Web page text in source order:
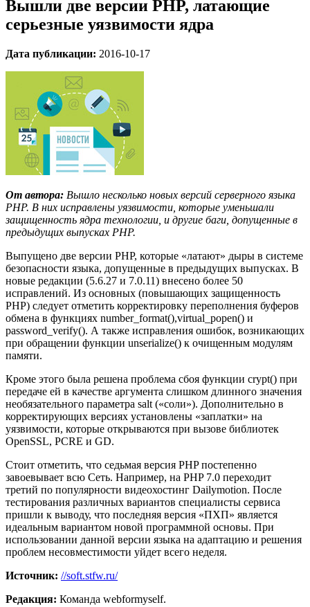
Вышли две версии PHP, латающие
серьезные уязвимости ядра
Дата публикации: 2016-10-17
От автора: Вышло несколько новых версий серверного языка
PHP. В них исправлены уязвимости, которые уменьшали
защищенность ядра технологии, и другие баги, допущенные в
предыдущих выпусках PHP.
Выпущено две версии PHP, которые «латают» дыры в системе
безопасности языка, допущенные в предыдущих выпусках. В
новые редакции (5.6.27 и 7.0.11) внесено более 50
исправлений. Из основных (повышающих защищенность
PHP) следует отметить корректировку переполнения буферов
обмена в функциях number_format(),virtual_popen() и
password_verify(). А также исправления ошибок, возникающих
при обращении функции unserialize() к очищенным модулям
памяти.
Кроме этого была решена проблема сбоя функции crypt() при
передаче ей в качестве аргумента слишком длинного значения
необязательного параметра salt («соли»). Дополнительно в
корректирующих версиях установлены «заплатки» на
уязвимости, которые открываются при вызове библиотек
OpenSSL, PCRE и GD.
Стоит отметить, что седьмая версия PHP постепенно
завоевывает всю Сеть. Например, на PHP 7.0 переходит
третий по популярности видеохостинг Dailymotion. После
тестирования различных вариантов специалисты сервиса
пришли к выводу, что последняя версия «ПХП» является
идеальным вариантом новой программной основы. При
использовании данной версии языка на адаптацию и решения
проблем несовместимости уйдет всего неделя.
Источник: //soft.stfw.ru/
Редакция: Команда webformyself.